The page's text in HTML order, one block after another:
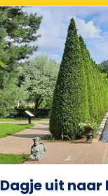
Dagje uit naar